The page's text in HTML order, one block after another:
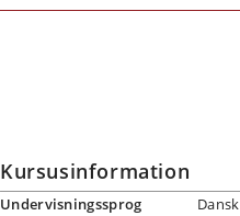
Kursusinformation
Undervisningssprog
Dansk